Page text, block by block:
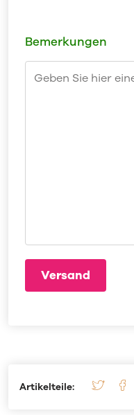
Bemerkungen
Artikelteile: